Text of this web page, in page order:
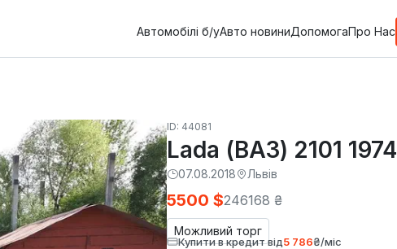
Автомобілі б/уАвто новиниДопомогаПро Нас
ID: 44081
Lada (ВАЗ) 2101 1974
07.08.2018 Львів
Можливий торг
5500 $246168 ₴
Купити в кредит від5 786₴/міс